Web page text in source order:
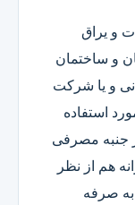
و یراق
و ساختمان
و یا شرکت
استفاده
جنبه مصرفی
هم از نظر
به صرفه